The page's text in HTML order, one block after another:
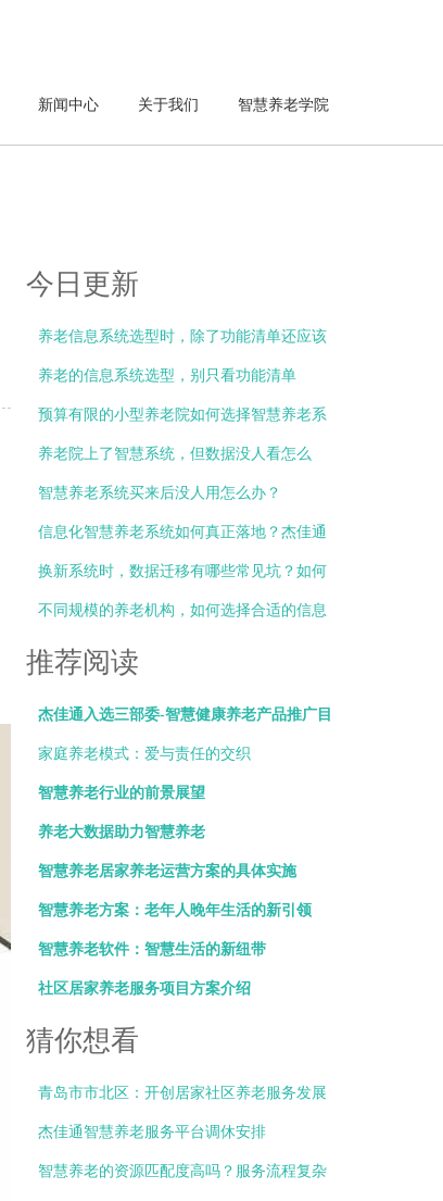
新闻中心 关于我们 智慧养老学院
今日更新
养老信息系统选型时，除了功能清单还应该
关注什么？
养老的信息系统选型，别只看功能清单
预算有限的小型养老院如何选择智慧养老系
统？
养老院上了智慧系统，但数据没人看怎么
办？
智慧养老系统买来后没人用怎么办？
信息化智慧养老系统如何真正落地？杰佳通
总结三大关键点
换新系统时，数据迁移有哪些常见坑？如何
避免？
不同规模的养老机构，如何选择合适的信息
化部署方式？
推荐阅读
杰佳通入选三部委-智慧健康养老产品推广目
录
家庭养老模式：爱与责任的交织
智慧养老行业的前景展望
养老大数据助力智慧养老
智慧养老居家养老运营方案的具体实施
智慧养老方案：老年人晚年生活的新引领
智慧养老软件：智慧生活的新纽带
社区居家养老服务项目方案介绍
猜你想看
青岛市市北区：开创居家社区养老服务发展
市北
杰佳通智慧养老服务平台调休安排
智慧养老的资源匹配度高吗？服务流程复杂